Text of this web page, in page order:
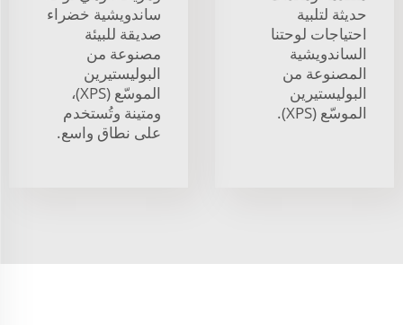
حديثة لتلبية
احتياجات لوحتنا
الساندويشية
المصنوعة من
البوليستيرين
الموسّع (XPS).
ساندويشية خضراء
صديقة للبيئة
مصنوعة من
البوليستيرين
الموسّع (XPS)،
ومتينة وتُستخدم
على نطاق واسع.